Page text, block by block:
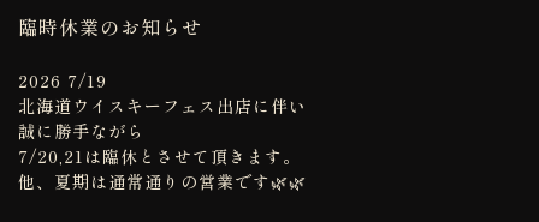
臨時休業のお知らせ
2026 7/19
北海道ウイスキーフェス出店に伴い
誠に勝手ながら
7/20,21は臨休とさせて頂きます。
他、夏期は通常通りの営業です🌿🌿